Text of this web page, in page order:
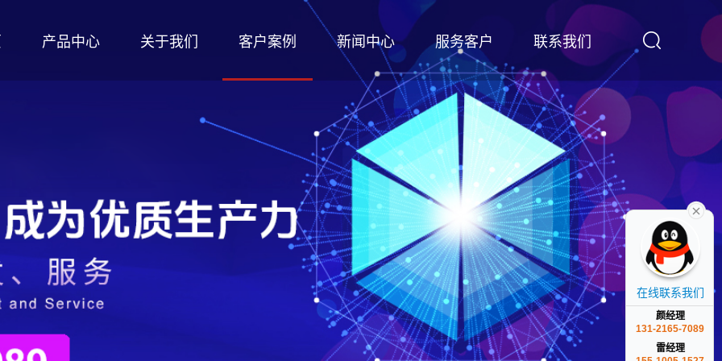
产品中心 关于我们 客户案例 新闻中心 服务客户 联系我们
在线联系我们
颜经理
131-2165-7089
雷经理